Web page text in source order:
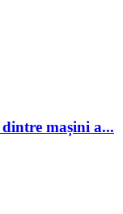
mașini a...